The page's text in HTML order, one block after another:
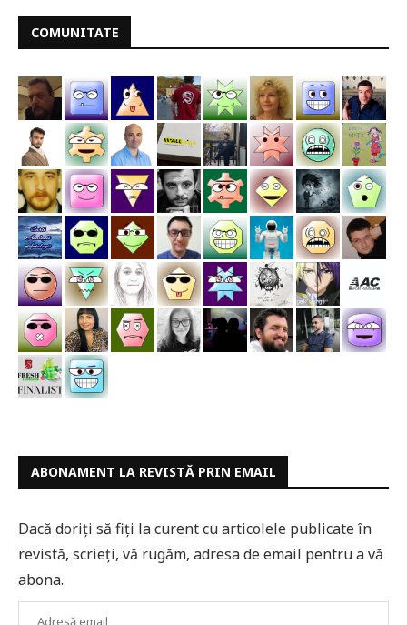
COMUNITATE
ABONAMENT LA REVISTĂ PRIN EMAIL
Dacă doriți să fiți la curent cu articolele publicate în
revistă, scrieți, vă rugăm, adresa de email pentru a vă
abona.
Adresă